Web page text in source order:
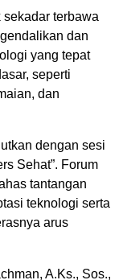
sekadar terbawa
dan
yang tepat
seperti
dan
dengan sesi
Sehat”. Forum
tantangan
teknologi serta
arus
A.Ks., Sos.,